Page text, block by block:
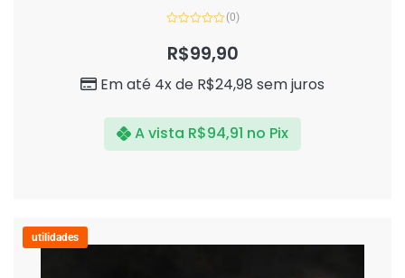
de
(0)
R$99,90
Em até 4x de R$24,98 sem juros
A vista R$94,91 no Pix
utilidades